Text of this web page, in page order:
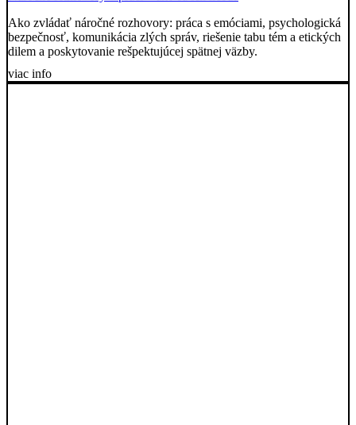
Ako zvládať náročné rozhovory: práca s emóciami, psychologická
bezpečnosť, komunikácia zlých správ, riešenie tabu tém a etických
dilem a poskytovanie rešpektujúcej spätnej väzby.
viac info